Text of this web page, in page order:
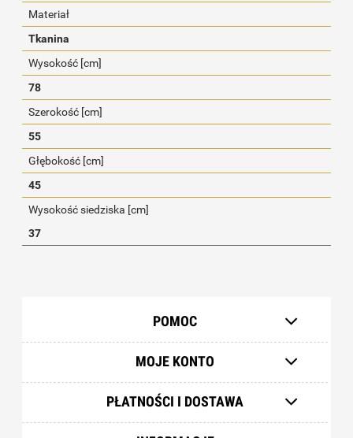
Materiał
Tkanina
Wysokość [cm]
78
Szerokość [cm]
55
Głębokość [cm]
45
Wysokość siedziska [cm]
37
POMOC
MOJE KONTO
PŁATNOŚCI I DOSTAWA